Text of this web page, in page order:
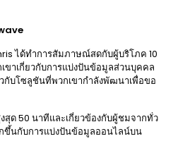
ได้ทําการสัมภาษณ์สดกับผู้บริโภค 10
ขาเกี่ยวกับการแบ่งปันข้อมูลส่วนบุคคล
กับโซลูชันที่พวกเขากําลังพัฒนาเพื่อขอ
ด 50 นาทีและเกี่ยวข้องกับผู้ชมจากทั่ว
ขึ้นกับการแบ่งปันข้อมูลออนไลน์บน